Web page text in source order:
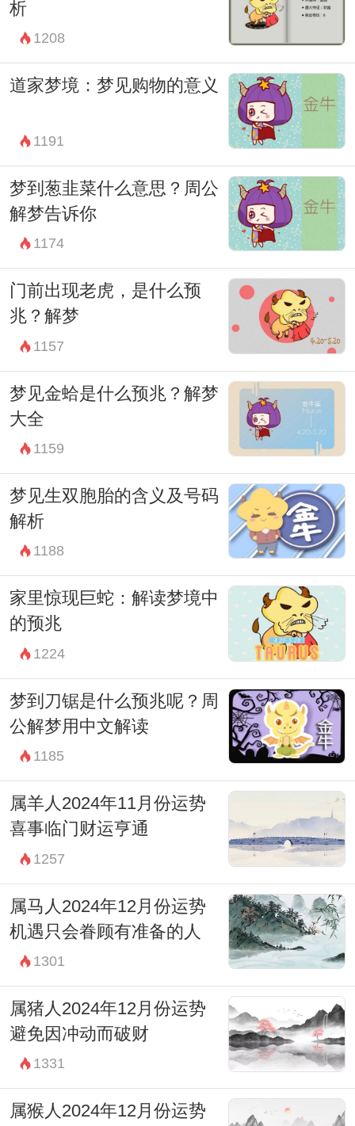
人的情境和生活经验，理性思考，才能更好
地理解梦境中的含义。
析
1208
道家梦境：梦见购物的意义
1191
梦到葱韭菜什么意思？周公
解梦告诉你
1174
门前出现老虎，是什么预
兆？解梦
1157
梦见金蛤是什么预兆？解梦
大全
1159
梦见生双胞胎的含义及号码
解析
1188
家里惊现巨蛇：解读梦境中
的预兆
1224
梦到刀锯是什么预兆呢？周
公解梦用中文解读
1185
属羊人2024年11月份运势
喜事临门财运亨通
1257
属马人2024年12月份运势
机遇只会眷顾有准备的人
1301
属猪人2024年12月份运势
避免因冲动而破财
1331
属猴人2024年12月份运势